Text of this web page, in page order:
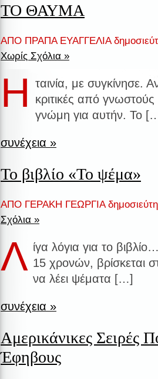
ΤΟ ΘΑΥΜΑ
ΑΠΟ ΠΡΑΠΑ ΕΥΑΓΓΕΛΙΑ
Χωρίς Σχόλια »
Η
ταινία, με συγκίνησε.
κριτικές από
γνώμη για αυτήν. Το
συνέχεια »
Το βιβλίο «Το ψέμα»
ΑΠΟ ΓΕΡΑΚΗ ΓΕΩΡΓΙΑ
Σχόλια »
Λ ίγα λόγια για το
15 χρονών, βρίσκεται
να λέει ψέματα […]
συνέχεια »
Αμερικάνικες Σειρές
Έφηβους